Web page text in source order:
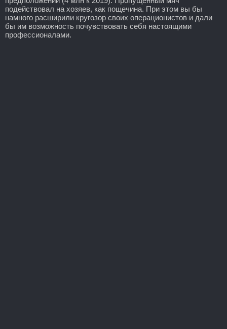
подействовал на хозяев, как пощечина. При этом вы бы
намного расширили кругозор своих операционистов и дали
бы им возможность почувствовать себя настоящими
профессионалами.